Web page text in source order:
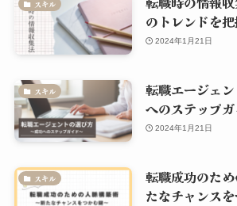
スキル
のトレンドを
2024年1月21日
スキル
転職エージェ
へのステップ
2024年1月21日
スキル
転職成功のた
たなチャンス